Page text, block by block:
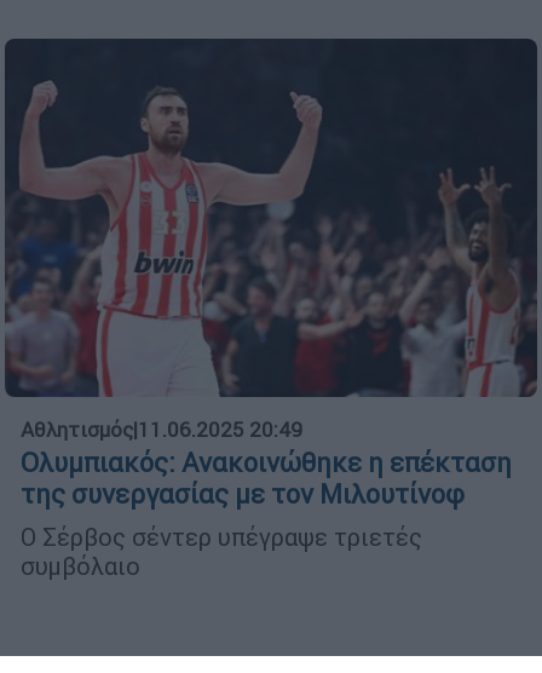
Αθλητισμός|11.06.2025 20:49
Ολυμπιακός: Ανακοινώθηκε η επέκταση
της συνεργασίας με τον Μιλουτίνοφ
Ο Σέρβος σέντερ υπέγραψε τριετές
συμβόλαιο